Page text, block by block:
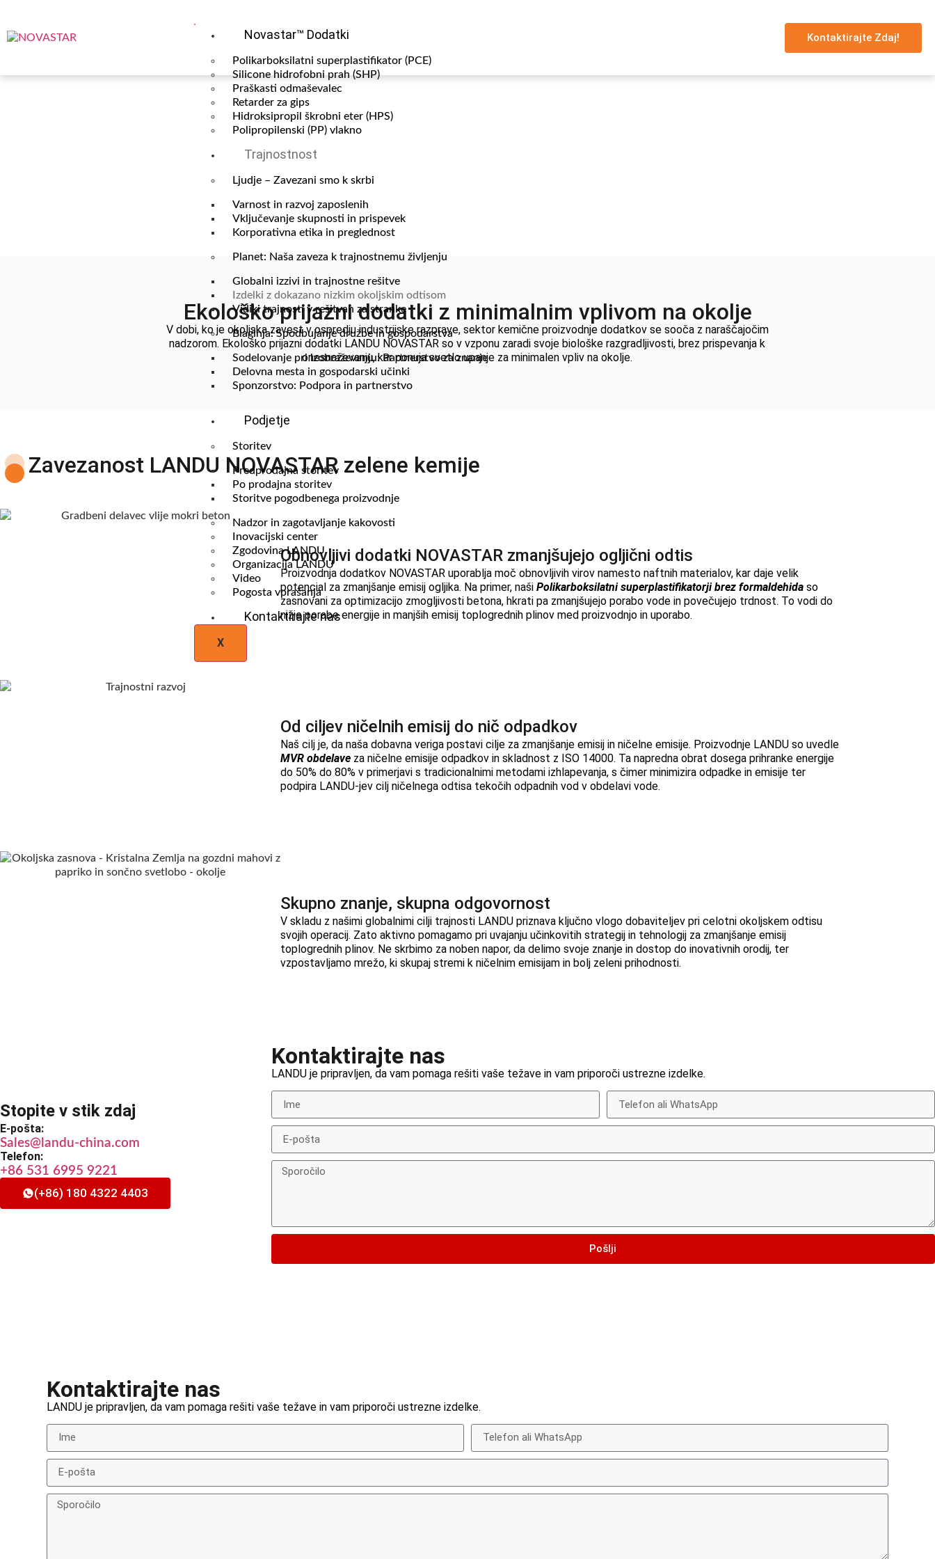
Novastar™ Dodatki
Polikarboksilatni superplastifikator (PCE)
Silicone hidrofobni prah (SHP)
Praškasti odmaševalec
Retarder za gips
Hidroksipropil škrobni eter (HPS)
Polipropilenski (PP) vlakno
Trajnostnost
Ljudje – Zavezani smo k skrbi
Varnost in razvoj zaposlenih
Vključevanje skupnosti in prispevek
Korporativna etika in preglednost
Planet: Naša zaveza k trajnostnemu življenju
Globalni izzivi in trajnostne rešitve
Izdelki z dokazano nizkim okoljskim odtisom
Vidiki trajnosti v rešitvah za stranke
Blaginja: Spodbujanje družbe in gospodarstva
Sodelovanje pri izobraževanju: Partnerstvo za znanje
Delovna mesta in gospodarski učinki
Sponzorstvo: Podpora in partnerstvo
Podjetje
Storitev
Predprodajna storitev
Po prodajna storitev
Storitve pogodbenega proizvodnje
Nadzor in zagotavljanje kakovosti
Inovacijski center
Zgodovina LANDU
Organizacija LANDU
Video
Pogosta vprašanja
Kontaktirajte nas
X
Kontaktirajte Zdaj!
Izdelki z dokazano nizkim okoljskim odtisom
Ekološko prijazni dodatki z minimalnim vplivom na okolje
V dobi, ko je okoljska zavest v ospredju industrijske razprave, sektor kemične proizvodnje dodatkov se sooča z naraščajočim
nadzorom. Ekološko prijazni dodatki LANDU NOVASTAR so v vzponu zaradi svoje biološke razgradljivosti, brez prispevanja k
onesnaževanju, kar ponuja svetlo upanje za minimalen vpliv na okolje.
Zavezanost LANDU NOVASTAR zelene kemije
Obnovljivi dodatki NOVASTAR zmanjšujejo ogljični odtis
Proizvodnja dodatkov NOVASTAR uporablja moč obnovljivih virov namesto naftnih materialov, kar daje velik
potencial za zmanjšanje emisij ogljika. Na primer, našiPolikarboksilatni superplastifikatorji brez formaldehida so
zasnovani za optimizacijo zmogljivosti betona, hkrati pa zmanjšujejo porabo vode in povečujejo trdnost. To vodi do
nižje porabe energije in manjših emisij toplogrednih plinov med proizvodnjo in uporabo.
Od ciljev ničelnih emisij do nič odpadkov
Naš cilj je, da naša dobavna veriga postavi cilje za zmanjšanje emisij in ničelne emisije. Proizvodnje LANDU so uvedle
MVR obdelave za ničelne emisije odpadkov in skladnost z ISO 14000. Ta napredna obrat dosega prihranke energije
do 50% do 80% v primerjavi s tradicionalnimi metodami izhlapevanja, s čimer minimizira odpadke in emisije ter
podpira LANDU-jev cilj ničelnega odtisa tekočih odpadnih vod v obdelavi vode.
Skupno znanje, skupna odgovornost
V skladu z našimi globalnimi cilji trajnosti LANDU priznava ključno vlogo dobaviteljev pri celotni okoljskem odtisu
svojih operacij. Zato aktivno pomagamo pri uvajanju učinkovitih strategij in tehnologij za zmanjšanje emisij
toplogrednih plinov. Ne skrbimo za noben napor, da delimo svoje znanje in dostop do inovativnih orodij, ter
vzpostavljamo mrežo, ki skupaj stremi k ničelnim emisijam in bolj zeleni prihodnosti.
Stopite v stik zdaj
E-pošta:
Sales@landu-china.com
Telefon:
+86 531 6995 9221
(+86) 180 4322 4403
Kontaktirajte nas
LANDU je pripravljen, da vam pomaga rešiti vaše težave in vam priporoči ustrezne izdelke.
Pošlji
Kontaktirajte nas
LANDU je pripravljen, da vam pomaga rešiti vaše težave in vam priporoči ustrezne izdelke.